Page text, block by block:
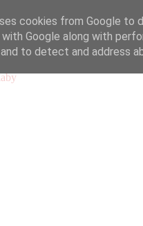
cookies from Google to
with Google along with
to detect and address